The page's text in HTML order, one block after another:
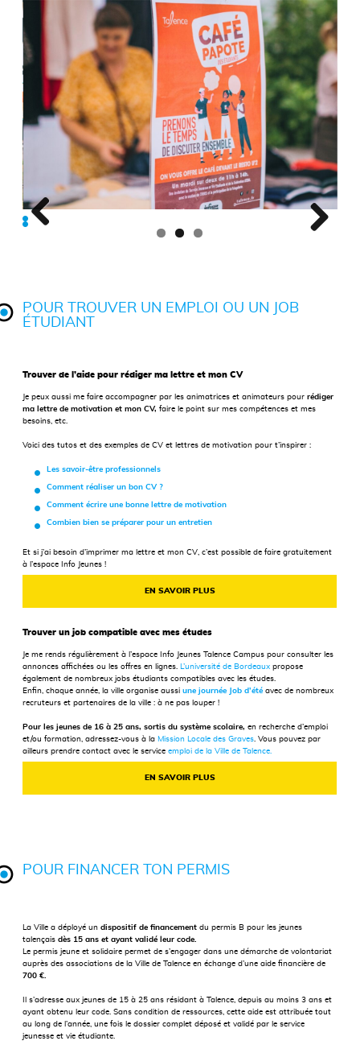
POUR TROUVER UN EMPLOI OU UN JOB
ÉTUDIANT
Trouver de l’aide pour rédiger ma lettre et mon CV
Je peux aussi me faire accompagner par les animatrices et animateurs pourrédiger
ma lettre de motivation et mon CV, faire le point sur mes compétences et mes
besoins, etc.
Voici des tutos et des exemples de CV et lettres de motivation pour t’inspirer :
Les savoir-être professionnels
Comment réaliser un bon CV ?
Comment écrire une bonne lettre de motivation
Combien bien se préparer pour un entretien
Et si j’ai besoin d’imprimer ma lettre et mon CV, c’est possible de faire gratuitement
à l’espace Info Jeunes !
EN SAVOIR PLUS
Trouver un job compatible avec mes études
Je me rends régulièrement à l’espace Info Jeunes Talence Campus pour consulter les
annonces affichées ou les offres en lignes. L’université de Bordeaux propose
également de nombreux jobs étudiants compatibles avec les études.
Enfin, chaque année, la ville organise aussiune journée Job d’été avec de nombreux
recruteurs et partenaires de la ville : à ne pas louper !
Pour les jeunes de 16 à 25 ans, sortis du système scolaire,en recherche d’emploi
et/ou formation, adressez-vous à la Mission Locale des Graves. Vous pouvez par
ailleurs prendre contact avec le serviceemploi de la Ville de Talence.
EN SAVOIR PLUS
POUR FINANCER TON PERMIS
La Ville a déployé undispositif de financement du permis B pour les jeunes
talençaisdès 15 ans et ayant validé leur code.
Le permis jeune et solidaire permet de s’engager dans une démarche de volontariat
auprès des associations de la Ville de Talence en échange d’une aide financière de
700 €.
Il s’adresse aux jeunes de 15 à 25 ans résidant à Talence, depuis au moins 3 ans et
ayant obtenu leur code. Sans condition de ressources, cette aide est attribuée tout
au long de l’année, une fois le dossier complet déposé et validé par le service
jeunesse et vie étudiante.